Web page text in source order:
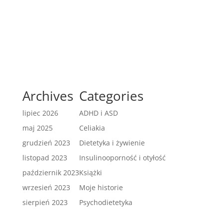
Archives
lipiec 2026
maj 2025
grudzień 2023
listopad 2023
październik 2023
wrzesień 2023
sierpień 2023
Categories
ADHD i ASD
Celiakia
Dietetyka i żywienie
Insulinooporność i otyłość
Książki
Moje historie
Psychodietetyka